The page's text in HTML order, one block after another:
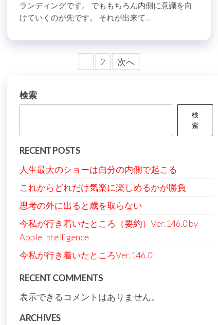
ランディングです。 でももちろん内側に意識を向
けていくのが先です。 それが出来て…
の
ペ
ジ
送
り
2 次へ
検索
検
索
RECENT POSTS
人生最大のショーは自分の内側で起こる
これからどれだけ気楽に楽しめるかが勝負
思考の外に出ると歳を取らない
今私が行き着いたところ（要約）Ver.146.0 by
Apple Intelligence
今私が行き着いたところVer.146.0
RECENT COMMENTS
表示できるコメントはありません。
ARCHIVES